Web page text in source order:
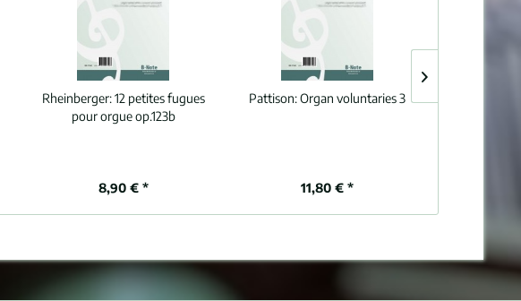
Rheinberger:12 petites fugues
pour orgue op.123b
8,90 € *
Pattison:Organ voluntaries 3
11,80 € *